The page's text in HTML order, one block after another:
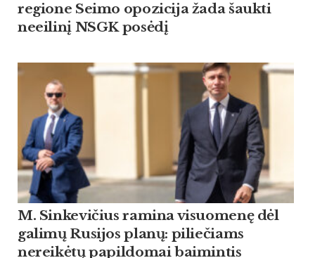
regione Seimo opozicija žada šaukti
neeilinį NSGK posėdį
M. Sinkevičius ramina visuomenę dėl
galimų Rusijos planų: piliečiams
nereikėtų papildomai baimintis